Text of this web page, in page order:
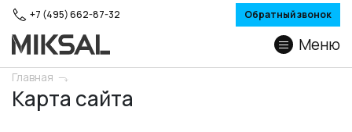
+7 (495) 662-87-32 Обратный звонок
Меню
Главная
Карта сайта